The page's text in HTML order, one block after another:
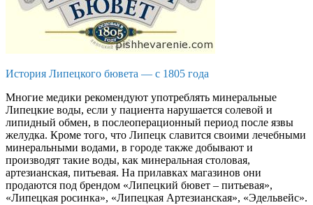
История Липецкого бювета — с 1805 года
Многие медики рекомендуют употреблять минеральные
Липецкие воды, если у пациента нарушается солевой и
липидный обмен, в послеоперационный период после язвы
желудка. Кроме того, что Липецк славится своими лечебными
минеральными водами, в городе также добывают и
производят такие воды, как минеральная столовая,
артезианская, питьевая. На прилавках магазинов они
продаются под брендом «Липецкий бювет – питьевая»,
«Липецкая росинка», «Липецкая Артезианская», «Эдельвейс».